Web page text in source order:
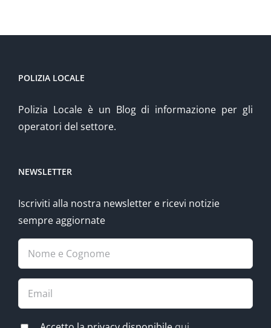
POLIZIA LOCALE
Polizia Locale è un Blog di informazione per gli
operatori del settore.
NEWSLETTER
Iscriviti alla nostra newsletter e ricevi notizie
sempre aggiornate